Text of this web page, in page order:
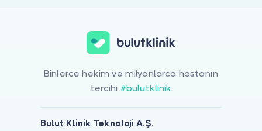
Binlerce hekim ve milyonlarca hastanın
tercihi #bulutklinik
Bulut Klinik Teknoloji A.Ş.